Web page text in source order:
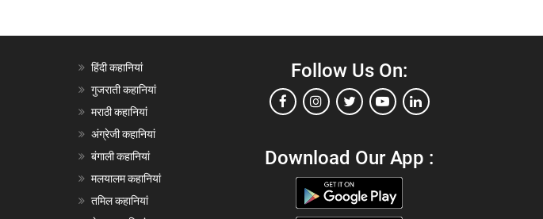
हिंदी कहानियां
गुजराती कहानियां
मराठी कहानियां
अंग्रेजी कहानियां
बंगाली कहानियां
मलयालम कहानियां
तमिल कहानियां
Follow Us On:
Download Our App :